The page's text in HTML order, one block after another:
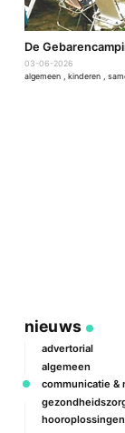
De
03-06-2026
algemeen
kinderen
nieuws
advertorial
algemeen
communicatie &
hooroplossingen